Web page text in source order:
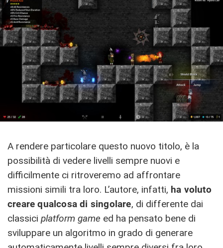
A rendere particolare questo nuovo titolo, è la
possibilità di vedere livelli sempre nuovi e
difficilmente ci ritroveremo ad affrontare
missioni simili tra loro. L’autore, infatti, ha voluto
creare qualcosa di singolare, di differente dai
classici platform game ed ha pensato bene di
sviluppare un algoritmo in grado di generare